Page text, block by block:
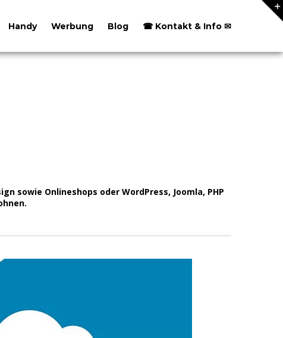
Handy Werbung Blog ☎ Kontakt & Info ✉
sowie Onlineshops oder WordPress, Joomla, PHP